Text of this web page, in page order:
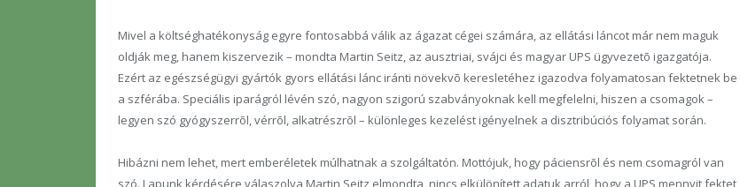
Mivel a költséghatékonyság egyre fontosabbá válik az ágazat cégei számára, az ellátási láncot már nem maguk
oldják meg, hanem kiszervezik – mondta Martin Seitz, az ausztriai, svájci és magyar UPS ügyvezetõ igazgatója.
Ezért az egészségügyi gyártók gyors ellátási lánc iránti növekvõ keresletéhez igazodva folyamatosan fektetnek be
a szférába. Speciális iparágról lévén szó, nagyon szigorú szabványoknak kell megfelelni, hiszen a csomagok –
legyen szó gyógyszerrõl, vérrõl, alkatrészrõl – különleges kezelést igényelnek a disztribúciós folyamat során.
Hibázni nem lehet, mert emberéletek múlhatnak a szolgáltatón. Mottójuk, hogy páciensrõl és nem csomagról van
szó. Lapunk kérdésére válaszolva Martin Seitz elmondta, nincs elkülönített adatuk arról, hogy a UPS mennyit fektet